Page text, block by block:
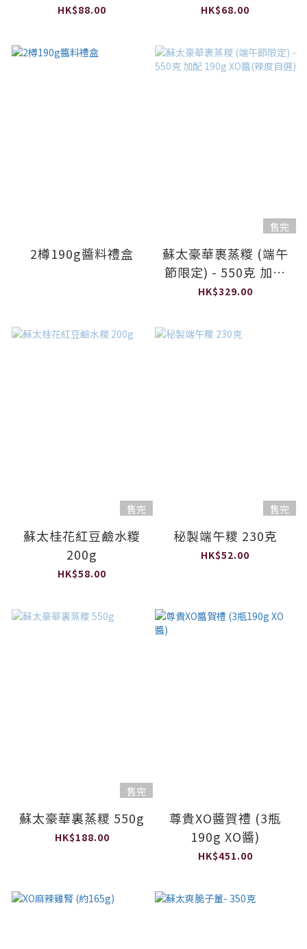
HK$88.00 HK$68.00
2樽190g醬料禮盒
售完
蘇太豪華裹蒸糉 (端午
節限定) - 550克 加配
190g XO醬(辣度自選)
HK$329.00
售完
蘇太桂花紅豆鹼水糉
200g
HK$58.00
售完
秘製端午糭 230克
HK$52.00
售完
蘇太豪華裏蒸糭 550g
HK$188.00
尊貴XO醬賀禮 (3瓶
190g XO醬)
HK$451.00